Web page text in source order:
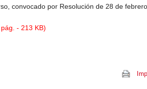
convocado por Resolución de 28 de
- 213 KB)